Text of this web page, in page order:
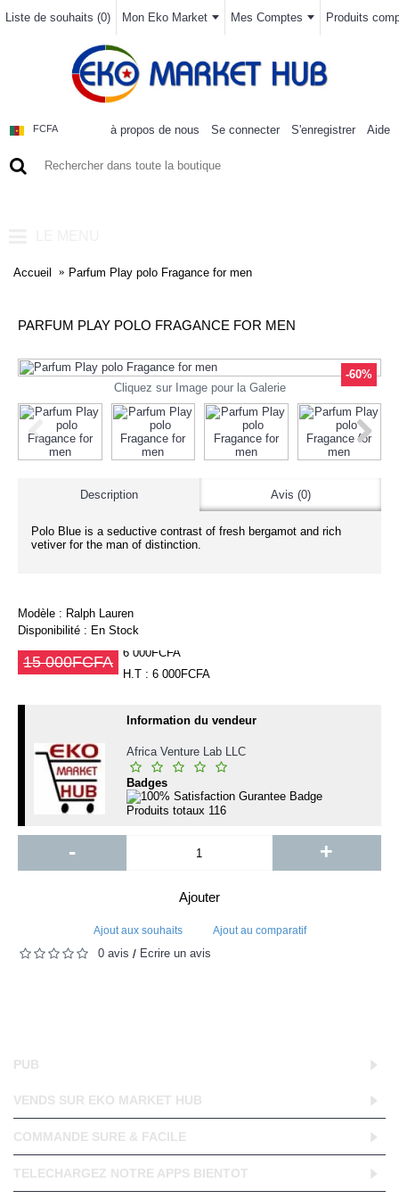
Liste de souhaits (0) Mon Eko Market Mes Comptes Produits
FCFA à propos de nous Se connecter S'enregistrer Aide
Accueil Parfum Play polo Fragance for men
PARFUM PLAY POLO FRAGANCE FOR MEN
-60%
Cliquez sur Image pour la Galerie
Description Avis (0)
Polo Blue is a seductive contrast of fresh bergamot and rich
vetiver for the man of distinction.
Modèle : Ralph Lauren
Disponibilité : En Stock
15 000FCFA
6 000FCFA
H.T : 6 000FCFA
Information du vendeur
Africa Venture Lab LLC
Badges
Produits totaux 116
- +
Ajouter
Ajout aux souhaits Ajout au comparatif
0 avis / Écrire un avis
PUB
VENDS SUR EKO MARKET HUB
COMMANDE SURE & FACILE
TELECHARGEZ NOTRE APPS BIENTOT